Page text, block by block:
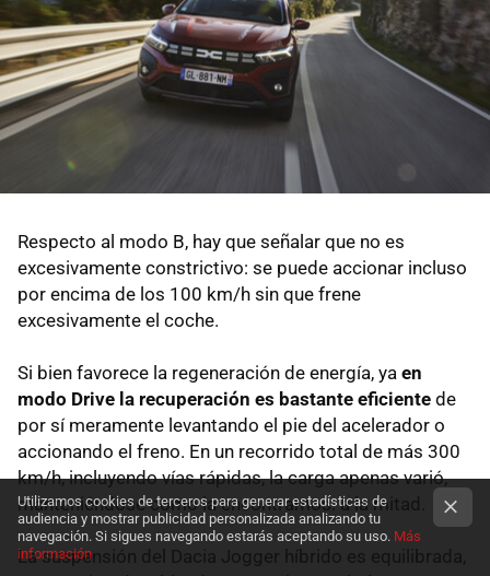
Respecto al modo B, hay que señalar que no es
excesivamente constrictivo: se puede accionar incluso
por encima de los 100 km/h sin que frene
excesivamente el coche.
Si bien favorece la regeneración de energía, ya en
modo Drive la recuperación es bastante eficiente de
por sí meramente levantando el pie del acelerador o
accionando el freno. En un recorrido total de más 300
km/h, incluyendo vías rápidas, la carga apenas varió,
manteniéndose como la encontramos: a la mitad.
La suspensión del Dacia Jogger híbrido es equilibrada,
Utilizamos cookies de terceros para generar estadísticas de
audiencia y mostrar publicidad personalizada analizando tu
navegación. Si sigues navegando estarás aceptando su uso. Más
información